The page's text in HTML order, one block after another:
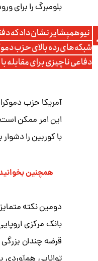
بلومبرگ را برای
نیوهمپشایر نشان داد که
شبکه‌های رده بالای حزب
دفاعی ناچیزی برای مقابله
آمریکا حزب
این امر ممکن است
با کوربین را دشوار
همچنین
دومین نکته
بانک مرکزی
قرضه چندان